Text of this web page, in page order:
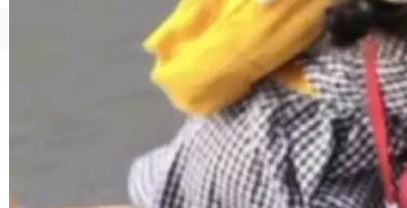
等 10 大方言片区和 20 余个二级小片区。在开
源评测集中，Hy ASR 3.0 preview 在多语种的
©OSCHINA(OSChina.NET) 京ICP备2025119063号